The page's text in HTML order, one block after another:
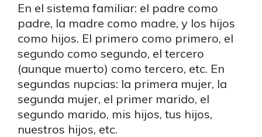
En el sistema familiar: el padre como
padre, la madre como madre, y los hijos
como hijos. El primero como primero, el
segundo como segundo, el tercero
(aunque muerto) como tercero, etc. En
segundas nupcias: la primera mujer, la
segunda mujer, el primer marido, el
segundo marido, mis hijos, tus hijos,
nuestros hijos, etc.